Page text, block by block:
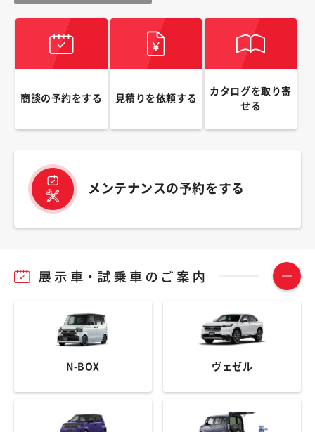
商談の予約をする 見積りを依頼する
カタログを取り寄
せる
メンテナンスの予約をする
N-BOX ヴェゼル